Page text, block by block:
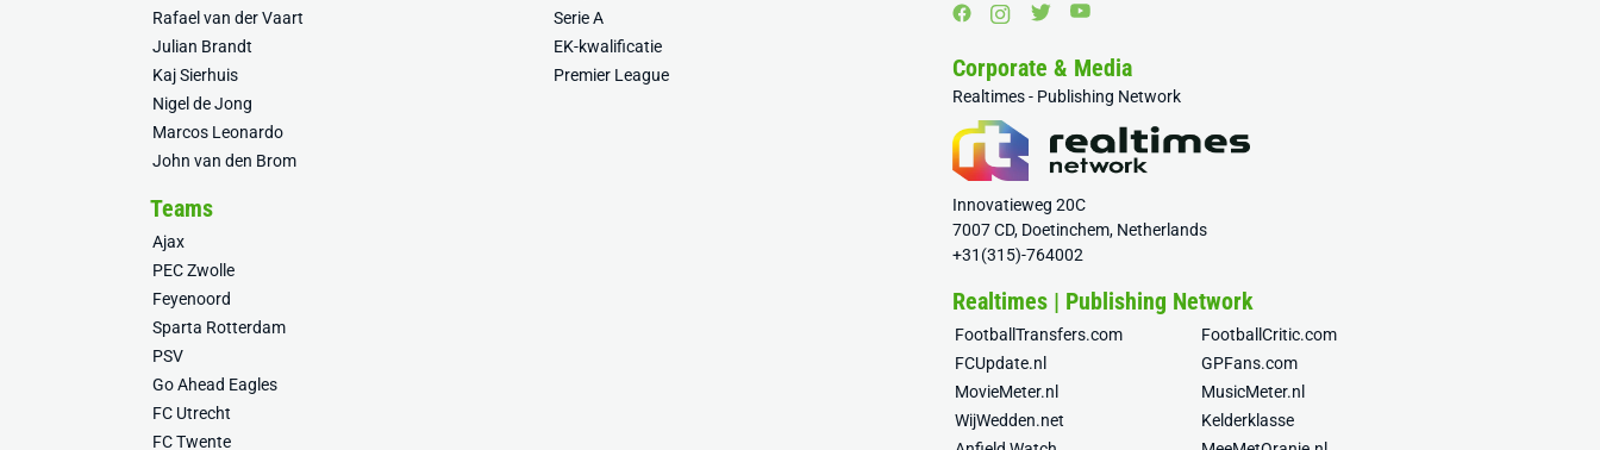
Rafael van der Vaart
Julian Brandt
Kaj Sierhuis
Nigel de Jong
Marcos Leonardo
John van den Brom
Serie A
EK-kwalificatie
Premier League
Teams
Ajax
PEC Zwolle
Feyenoord
Sparta Rotterdam
PSV
Go Ahead Eagles
FC Utrecht
FC Twente
Corporate & Media
Realtimes - Publishing Network
Innovatieweg 20C
7007 CD, Doetinchem, Netherlands
+31(315)-764002
Realtimes | Publishing Network
FootballTransfers.com
FootballCritic.com
FCUpdate.nl
GPFans.com
MovieMeter.nl
MusicMeter.nl
WijWedden.net
Kelderklasse